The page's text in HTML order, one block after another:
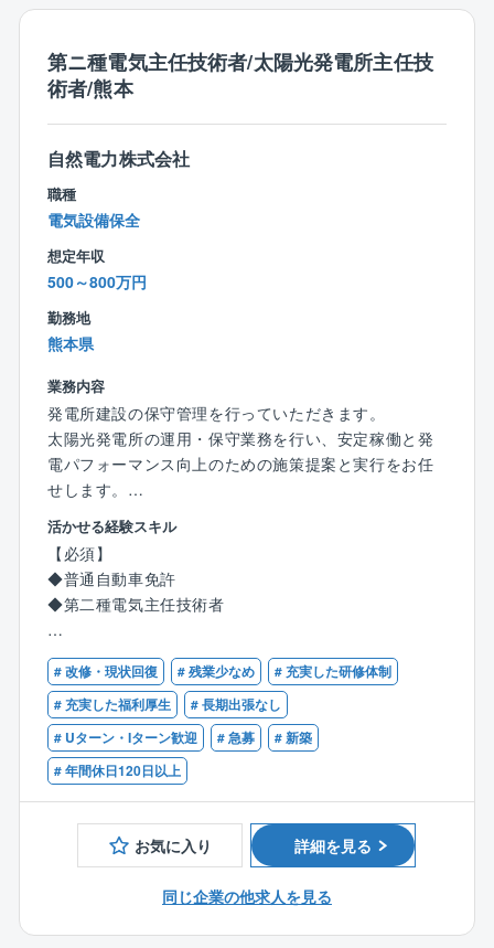
入社後は現場でのOJTや階層別教育を通して業務や製
品について学んで頂きます。将来的には技術者と同レ
ベルの知識を身に着けることができます。
【同社の魅力】
業界シェアトップクラス：同社はボイラ業界でトップ
クラスのシェアを有しております。
また全国に拠点を設けており、より顧客の近くでニー
ズに応えられるような体制を築いております。
製造から販売までボイラに関するあらゆる事業を手掛
生活の基盤を支える事業をして手掛けております。
また、同社は民生熱エネルギー分野でトップ企業とな
ることを目指しており、すべてのステークホルダーの
皆さまにとって価値ある企業になるよう事業を展開し
ています。
【働き方】
■残業月30～40時間程度です。
■顧客先への直行直帰可能です。
■納品先の稼働状況によって休日出勤可能性があります
が、振休・代休の取得が必須となります。
■17時以降のお問い合わせはコールセンターにて一次対
応するため緊急対応は少なく、目安として拠点単位で
月1～2件となります。個人単位ではもっと少ないので
ご安心ください。
■出張:日本各地に拠点がありますので、営業所の担当
エリア内での対応が基本となります。そのため、日帰
りが基本の働き方となりますが、大型案件で他拠点の
応援にいくなど、頻度は少ないものの泊まり出張の可
能性は0ではありません。
【同社について】
日本の2大人気テーマパークやホテル、病院や老人介護
施設、自動車や食品を製造する工場、町のクリーニン
グ屋さんやお豆腐屋さん、新幹線や護衛艦まで、あら
第ニ種電気主任技術者/太陽光発電所主任技
術者/熊本
自然電力株式会社
職種
電気設備保全
想定年収
500～800万円
勤務地
熊本県
業務内容
発電所建設の保守管理を行っていただきます。
太陽光発電所の運用・保守業務を行い、安定稼働と発
電パフォーマンス向上のための施策提案と実行をお任
せします。
〇担当エリア
熊本県内の同社が管理する発電所となります。
〇主な業務内容
・太陽光パネル・設備の日常&定期点検。
・不具合時初期対応、協力業者発注清掃業務
・除草・清掃業務の管理
・パートの出退勤・シフト管理
・施主や本社との打ち合わせ
・社用車管理
・現場の安全管理
・機材管理
・作業スケジュール案の作成
活かせる経験スキル
【必須】
◆普通自動車免許
◆第二種電気主任技術者
【歓迎】
◆第一種電気主任技術者
◆高圧電気設備の保守経験、発電所の保守管理経験な
どのいずれか、または類似の経験
◆報告書などの各種資料を作成できるPC操作能力、社
内のITシステム利用に抵抗がない方
◆発電所のある地域のパートナー企業や関係者と良好
な関係を築くことができる対人能力、折衝力、ホスピ
# 改修・現状回復 # 残業少なめ
# 充実した研修体制
# 充実した福利厚生
# 長期出張なし
# Uターン・Iターン歓迎
# 急募
# 新築
# 年間休日120日以上
お気に入り 詳細を見る
同じ企業の他求人を見る